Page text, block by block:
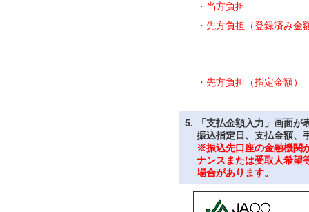
・当方負担
・先方負担（登録済み金
・先方負担（指定金額）
5.
「支払金額入力」画面が
振込指定日、支払金額、
※振込先口座の金融機関
ナンスまたは受取人希望
場合があります。